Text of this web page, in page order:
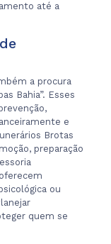
até a
a procura
Bahia”. Esses
e
Brotas
preparação
ou
quem se